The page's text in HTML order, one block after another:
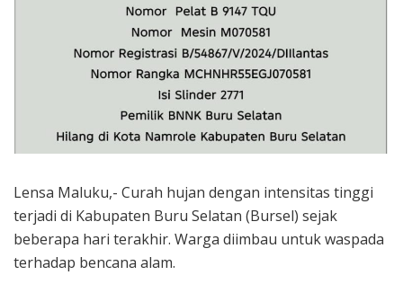
Lensa Maluku,- Curah hujan dengan intensitas tinggi
terjadi di Kabupaten Buru Selatan (Bursel) sejak
beberapa hari terakhir. Warga diimbau untuk waspada
terhadap bencana alam.